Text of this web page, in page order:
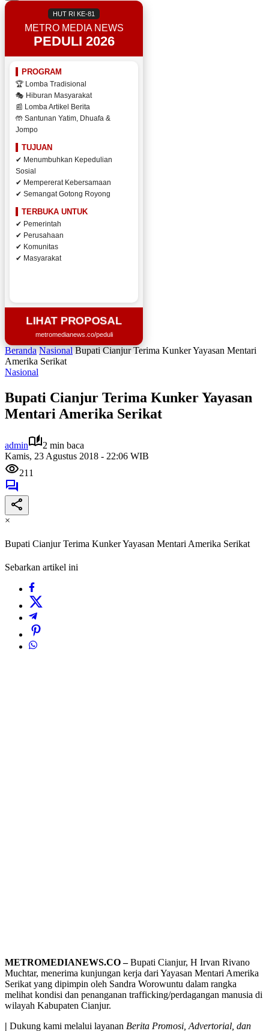
HUT RI KE-81
METRO MEDIA NEWS
PEDULI 2026
PROGRAM
🏆 Lomba Tradisional
🎭 Hiburan Masyarakat
📰 Lomba Artikel Berita
🤲 Santunan Yatim, Dhuafa &
Jompo
TUJUAN
✔ Menumbuhkan Kepedulian
Sosial
✔ Mempererat Kebersamaan
✔ Semangat Gotong Royong
TERBUKA UNTUK
✔ Pemerintah
✔ Perusahaan
✔ Komunitas
✔ Masyarakat
LIHAT PROPOSAL
metromedianews.co/peduli
Beranda Nasional Bupati Cianjur Terima Kunker Yayasan Mentari
Amerika Serikat
Nasional
Bupati Cianjur Terima Kunker Yayasan
Mentari Amerika Serikat
admin
2 min baca
Kamis, 23 Agustus 2018 - 22:06 WIB
211
×
Bupati Cianjur Terima Kunker Yayasan Mentari Amerika Serikat
Sebarkan artikel ini
METROMEDIANEWS.CO –Bupati Cianjur, H Irvan Rivano
Muchtar, menerima kunjungan kerja dari Yayasan Mentari Amerika
Serikat yang dipimpin oleh Sandra Worowuntu dalam rangka
melihat kondisi dan penanganan trafficking/perdagangan manusia di
wilayah Kabupaten Cianjur.
| Dukung kami melalui layanan Berita Promosi, Advertorial, dan